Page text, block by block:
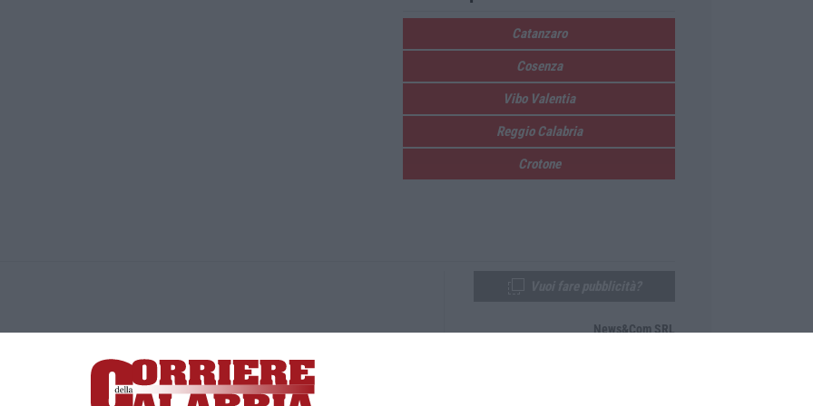
Catanzaro
Cosenza
Vibo Valentia
Reggio Calabria
Crotone
Lamezia Terme (CZ)
responsabile Paola Militano |Privacy
News&Com SRL